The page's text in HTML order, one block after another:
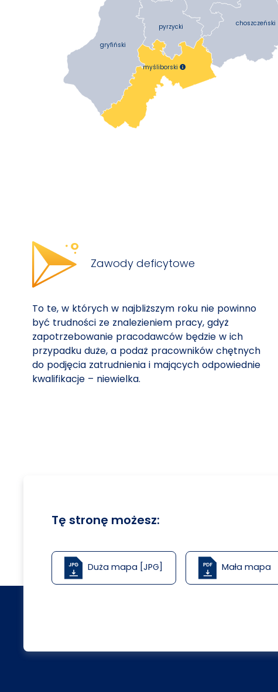
choszczeński
gryfiński
myśliborski 
pyrzycki
Zawody deficytowe
To te, w których w najbliższym roku nie powinno
być trudności ze znalezieniem pracy, gdyż
zapotrzebowanie pracodawców będzie w ich
przypadku duże, a podaż pracowników chętnych
do podjęcia zatrudnienia i mających odpowiednie
kwalifikacje – niewielka.
Tę stronę możesz:
Duża mapa [JPG] Mała mapa